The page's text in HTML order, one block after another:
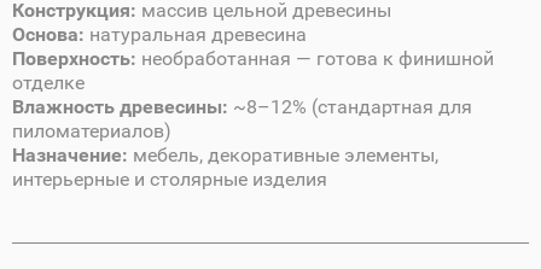
Конструкция: массив цельной древесины
Основа: натуральная древесина
Поверхность: необработанная — готова к финишной
отделке
Влажность древесины: ~8–12% (стандартная для
пиломатериалов)
Назначение: мебель, декоративные элементы,
интерьерные и столярные изделия